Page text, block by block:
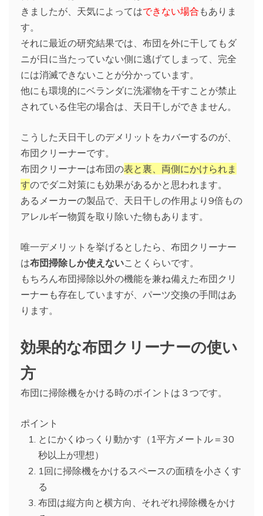
きましたが、天気によってはできない場合 もありま
す。
それに最近の研究結果では、布団を外に干してもダ
ニが日に当たっていない側に逃げてしまって、完全
には消滅できないことが分かっています。
他にも環境的にベランダに洗濯物を干すことが禁止
されている住宅の場合は、天日干しができません。
こうした天日干しのデメリットをカバーするのが、
布団クリーナーです。
布団クリーナーは布団の表と裏、両側にかけられま
すのでダニ対策にも効果があるかと思われます。
あるメーカーの製品で、天日干しの作用より9倍もの
アレルギー物質を取り除いた物もあります。
唯一デメリットを挙げるとしたら、布団クリーナー
は布団掃除しか使えないことくらいです。
もちろん布団掃除以外の機能を兼ね備えた布団クリ
ーナーも存在していますが、パーツ交換の手間はあ
ります。
効果的な布団クリーナーの使い
方
布団に掃除機をかける時のポイントは３つです。
ポイント
とにかくゆっくり動かす（1平方メートル＝30
秒以上が理想）
1回に掃除機をかけるスペースの面積を小さくす
る
布団は縦方向と横方向、それぞれ掃除機をかけ